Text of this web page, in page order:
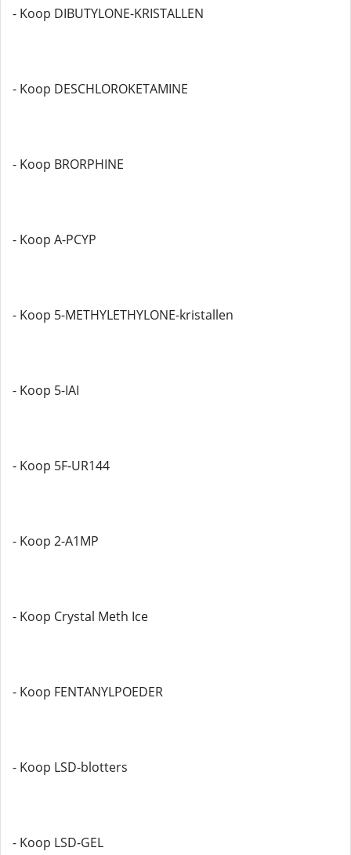
- Koop DIBUTYLONE-KRISTALLEN
- Koop DESCHLOROKETAMINE
- Koop BRORPHINE
- Koop A-PCYP
- Koop 5-METHYLETHYLONE-kristallen
- Koop 5-IAI
- Koop 5F-UR144
- Koop 2-A1MP
- Koop Crystal Meth Ice
- Koop FENTANYLPOEDER
- Koop LSD-blotters
- Koop LSD-GEL